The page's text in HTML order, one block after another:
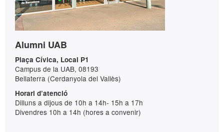
Alumni UAB
Plaça Cívica, Local P1
Campus de la UAB, 08193
Bellaterra (Cerdanyola del Vallès)
Horari d’atenció
Dilluns a dijous de 10h a 14h- 15h a 17h
Divendres 10h a 14h (hores a convenir)